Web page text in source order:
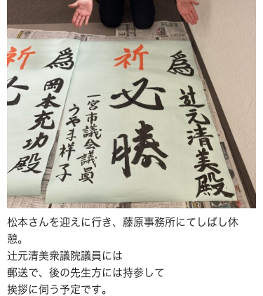
松本さんを迎えに行き、藤原事務所にてしばし休
憩。
辻元清美衆議院議員には
郵送で、後の先生方には持参して
挨拶に伺う予定です。